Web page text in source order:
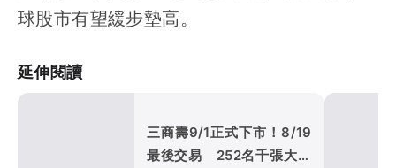
球股市有望緩步墊高。
延伸閱讀
三商壽9/1正式下市！8/19
最後交易 252名千張大戶